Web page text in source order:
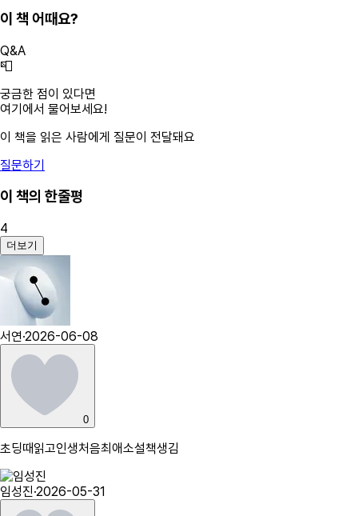
이 책 어때요?
Q&A
📮
궁금한 점이 있다면
여기에서 물어보세요!
이 책을 읽은 사람에게 질문이 전달돼요
질문하기
이 책의 한줄평
4
더보기
서연·2026-06-08
0
초딩때읽고인생처음최애소설책생김
임성진·2026-05-31